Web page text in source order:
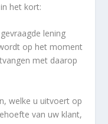
het kort:
lening
op het moment
met daarop
welke u uitvoert op
van uw klant,